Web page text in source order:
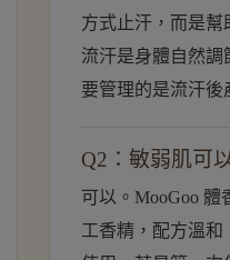
方式止汗，而是幫
流汗是身體自然調
要管理的是流汗後
Q2：敏弱肌可
可以。MooGoo 體
工香精，配方溫和